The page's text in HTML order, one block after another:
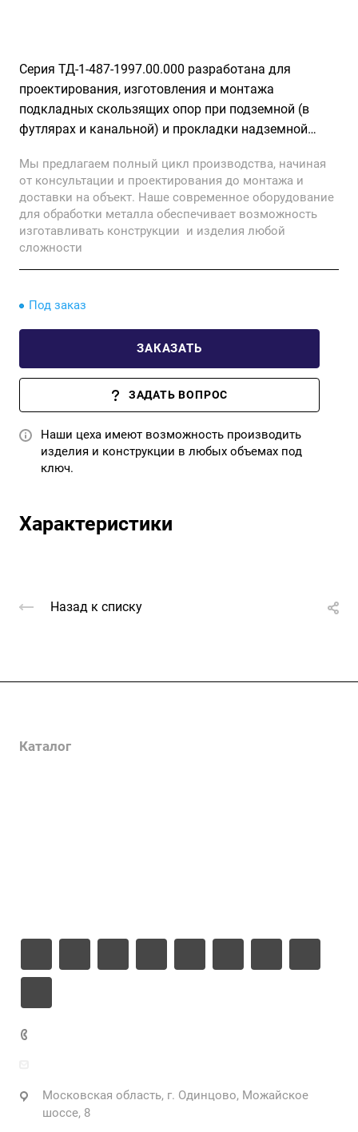
Серия ТД-1-487-1997.00.000 разработана для
проектирования, изготовления и монтажа
подкладных скользящих опор при подземной (в
футлярах и канальной) и прокладки надземной
1000 мм в пенополиуретановой оболочке по ТУ
5768-001-23085909-97 и ТУ 5768-001-11146497-97.
Мы предлагаем полный цикл производства, начиная
от консультации и проектирования до монтажа и
доставки на объект. Наше современное оборудование
для обработки металла обеспечивает возможность
изготавливать конструкции и изделия любой
сложности
Под заказ
ЗАКАЗАТЬ
ЗАДАТЬ ВОПРОС
Наши цеха имеют возможность производить
изделия и конструкции в любых объемах под
ключ.
Характеристики
Назад к списку
Каталог
Московская область, г. Одинцово, Можайское
шоссе, 8